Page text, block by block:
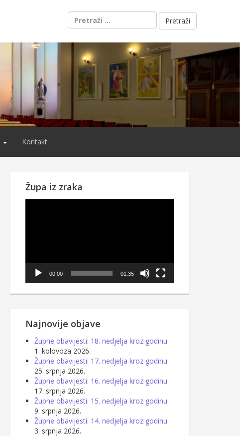
Pretraži:
Kontakt
Župa iz zraka
00:00 01:35
Najnovije objave
Župne obavijesti: 18. nedjelja kroz godinu
1. kolovoza 2026.
Župne obavijesti: 17. nedjelja kroz godinu
25. srpnja 2026.
Župne obavijesti: 16. nedjelja kroz godinu
17. srpnja 2026.
Župne obavijesti: 15. nedjelja kroz godinu
9. srpnja 2026.
Župne obavijesti: 14. nedjelja kroz godinu
3. srpnja 2026.